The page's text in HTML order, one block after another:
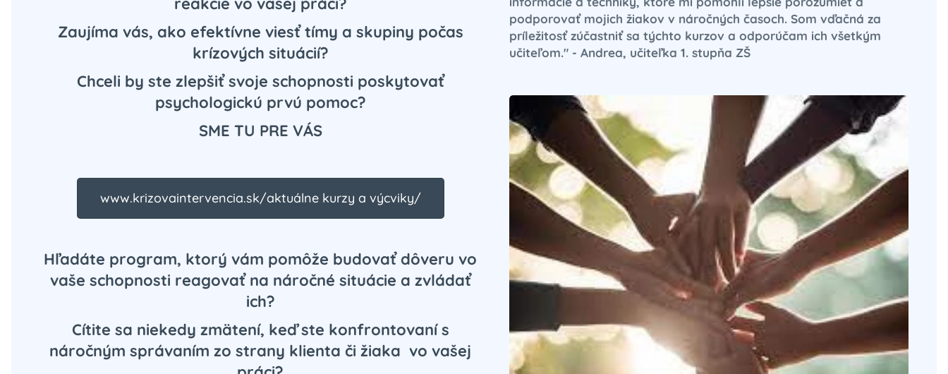
Zaujíma vás, ako efektívne viesť tímy a skupiny počas
krízových situácií?
Chceli by ste zlepšiť svoje schopnosti poskytovať
psychologickú prvú pomoc?
SME TU PRE VÁS
www.krizovaintervencia.sk/aktuálne kurzy a výcviky/
Hľadáte program, ktorý vám pomôže budovať dôveru vo
vaše schopnosti reagovať na náročné situácie a zvládať
ich?
Cítite sa niekedy zmätení, keď ste konfrontovaní s
náročným správaním zo strany klienta či žiaka vo vašej
podporovať mojich žiakov v náročných časoch. Som vďačná za
príležitosť zúčastniť sa týchto kurzov a odporúčam ich všetkým
učiteľom." - Andrea, učiteľka 1. stupňa ZŠ